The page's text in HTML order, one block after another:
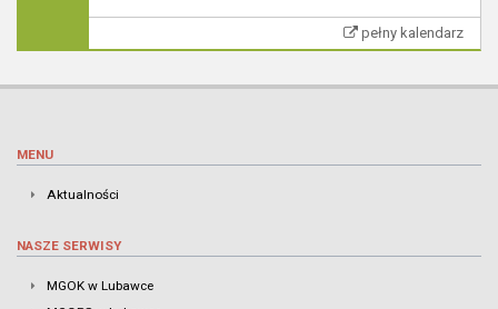
pełny kalendarz
MENU
Aktualności
NASZE SERWISY
MGOK w Lubawce